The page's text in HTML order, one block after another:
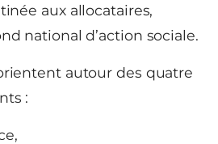
aux allocataires,
national d’action sociale.
autour des quatre
: